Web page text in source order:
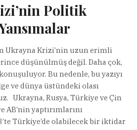
Politik
Ukrayna Krizi’nin uzun erimli
düşünülmüş değil. Daha çok,
Bu nedenle, bu yazıyı
ve dünya üstündeki olası
Ukrayna, Rusya, Türkiye ve Çin
yaptırımlarını
Türkiye’de olabilecek bir iktidar